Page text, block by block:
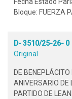
Bloque: FUERZA
D- 3510/25-26- 0
Original
DE
ANIVERSARIO DE
PARTIDO DE